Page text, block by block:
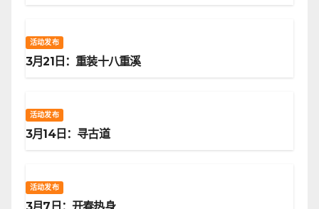
活动发布
3月21日：重装十八重溪
活动发布
3月14日：寻古道
活动发布